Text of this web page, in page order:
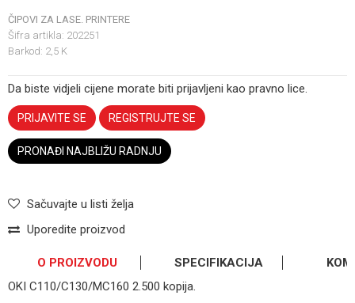
ČIPOVI ZA LASE. PRINTERE
Šifra artikla: 202251
Barkod: 2,5 K
Da biste vidjeli cijene morate biti prijavljeni kao pravno lice.
PRIJAVITE SE REGISTRUJTE SE
PRONAĐI NAJBLIŽU RADNJU
Sačuvajte u listi želja
Uporedite proizvod
O PROIZVODU SPECIFIKACIJA
OKI C110/C130/MC160 2.500 kopija.